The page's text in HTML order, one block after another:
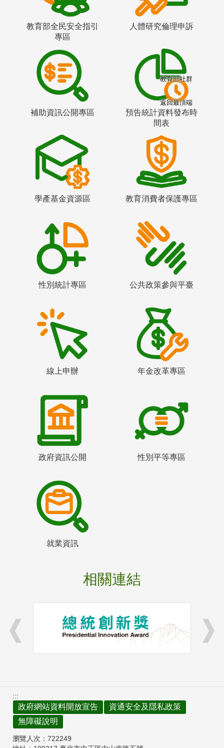
教育部全民安全指引
專區
人體研究倫理申訴
補助資訊公開專區
預告統計資料發布時
間表
學產基金資源區 教育消費者保護專區
性別統計專區 公共政策參與平臺
線上申辦 年金改革專區
政府資訊公開 性別平等專區
就業資訊
相關連結
教育部社群
返回最頂端
:::
政府網站資料開放宣告
資通安全及隱私政策
無障礙說明
瀏覽人次： 722249